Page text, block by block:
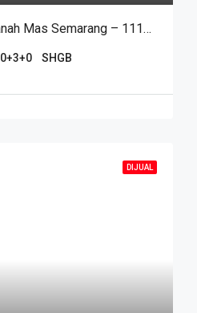
Jual Rumah Daerah Tanah Mas Semarang – 11188
0+3+0 SHGB
DIJUAL